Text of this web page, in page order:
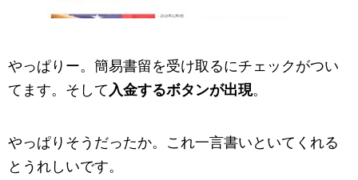
やっぱりー。簡易書留を受け取るにチェックがつい
てます。そして 入金するボタンが出現。
やっぱりそうだったか。これ一言書いといてくれる
とうれしいです。